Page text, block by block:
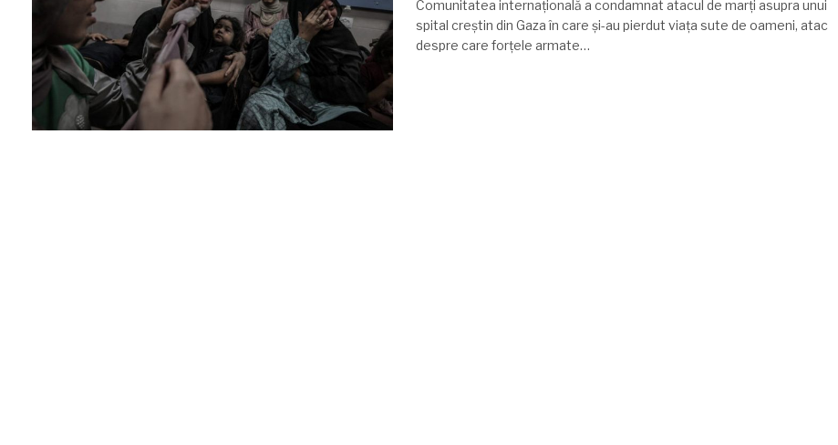
Comunitatea internaţională a condamnat atacul de marţi asupra unui
spital creştin din Gaza în care şi-au pierdut viaţa sute de oameni, atac
despre care forţele armate…